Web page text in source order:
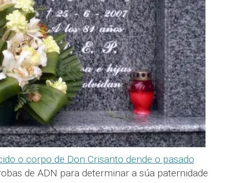
o corpo de Don Crisanto dende o pasado
de ADN para determinar a súa paternidade